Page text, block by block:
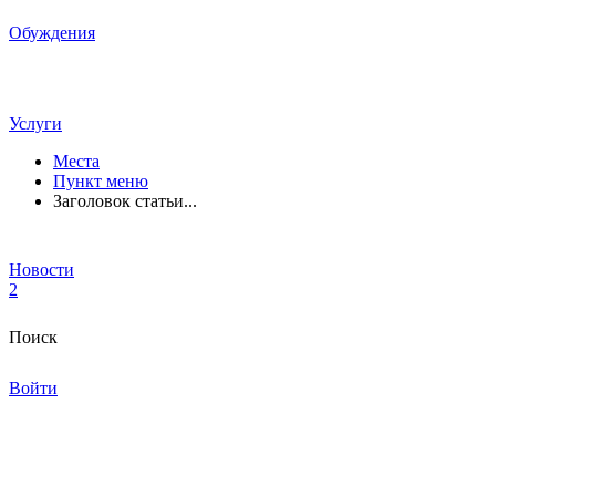
Обуждения
Услуги
Места
Пункт меню
Заголовок статьи...
Новости
2
Поиск
Войти